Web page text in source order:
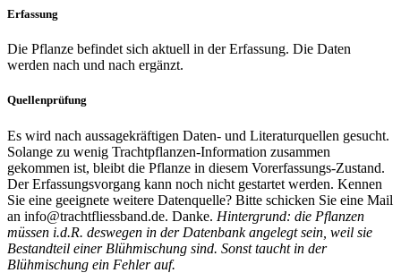
Erfassung
Die Pflanze befindet sich aktuell in der Erfassung. Die Daten
werden nach und nach ergänzt.
Quellenprüfung
Es wird nach aussagekräftigen Daten- und Literaturquellen gesucht.
Solange zu wenig Trachtpflanzen-Information zusammen
gekommen ist, bleibt die Pflanze in diesem Vorerfassungs-Zustand.
Der Erfassungsvorgang kann noch nicht gestartet werden. Kennen
Sie eine geeignete weitere Datenquelle? Bitte schicken Sie eine Mail
an info@trachtfliessband.de. Danke. Hintergrund: die Pflanzen
müssen i.d.R. deswegen in der Datenbank angelegt sein, weil sie
Bestandteil einer Blühmischung sind. Sonst taucht in der
Blühmischung ein Fehler auf.